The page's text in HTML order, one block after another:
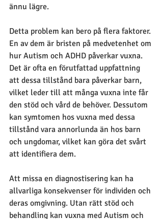
ännu lägre.
Detta problem kan bero på flera faktorer.
En av dem är bristen på medvetenhet om
hur Autism och ADHD påverkar vuxna.
Det är ofta en förutfattad uppfattning
att dessa tillstånd bara påverkar barn,
vilket leder till att många vuxna inte får
den stöd och vård de behöver. Dessutom
kan symtomen hos vuxna med dessa
tillstånd vara annorlunda än hos barn
och ungdomar, vilket kan göra det svårt
att identifiera dem.
Att missa en diagnostisering kan ha
allvarliga konsekvenser för individen och
deras omgivning. Utan rätt stöd och
behandling kan vuxna med Autism och